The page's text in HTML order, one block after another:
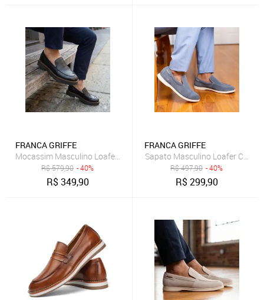
FRANCA GRIFFE
Mocassim Masculino Loafer Alt Eleva Couro Salto 3cm Macio Preto
R$579,90 - 40%
R$349,90
FRANCA GRIFFE
Sapato Masculino Loafer
R$497,90 - 40%
R$299,90